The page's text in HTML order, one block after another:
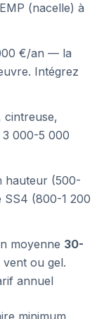
(nacelle) à
€/an — la
Intégrez
cintreuse,
000-5 000
hauteur (500-
SS4 (800-1 200
moyenne 30-
ou gel.
annuel
minimum